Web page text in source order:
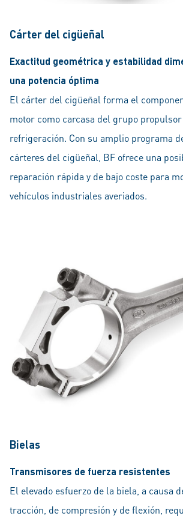
Cárter del cigüeñal
Exactitud geométrica y estabilidad
una potencia óptima
El cárter del cigüeñal forma el
motor como carcasa del grupo
refrigeración. Con su amplio programa
cárteres del cigüeñal, BF ofrece una
reparación rápida y de bajo coste para
vehículos industriales averiados.
Bielas
Transmisores de fuerza resistentes
El elevado esfuerzo de la biela, a causa
tracción, de compresión y de flexión,